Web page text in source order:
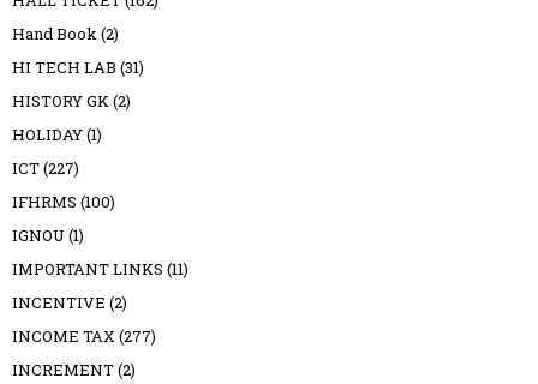
Hand Book(2)
HI TECH LAB (31)
HISTORY GK(2)
HOLIDAY(1)
ICT(227)
IFHRMS (100)
IGNOU (1)
IMPORTANT LINKS (11)
INCENTIVE (2)
INCOME TAX(277)
INCREMENT(2)